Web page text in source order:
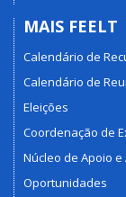
MAIS FEELT
Calendário de
Calendário de
Eleições
Coordenação de
Núcleo de Apoio e
Oportunidades